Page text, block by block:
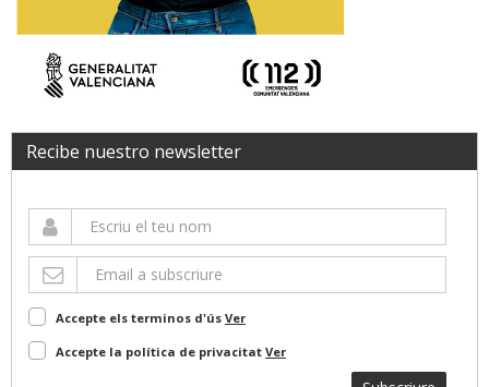
Recibe nuestro newsletter
Accepte els terminos d'ús Ver
Accepte la política de privacitat Ver